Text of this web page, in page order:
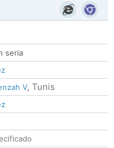
seria
V, Tunis